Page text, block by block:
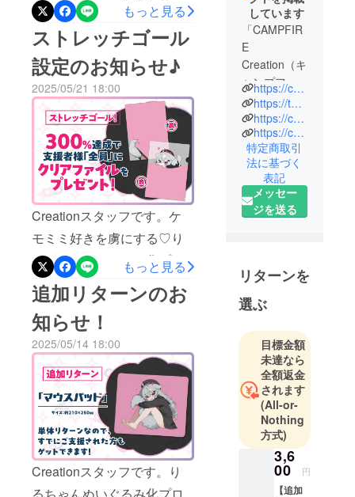
ジェクトへのご支援ありが
とうございます！本プロ
ジェクトのご支援終了まで
あと3日となりました！コン
ビニ支払いは、1日早い、5
月31日(土)18:00までとなっ
ています！ご注意くださ
い！新たな追加リターンで
はりるちゃんのマウスパッ
ドが登場！クラファン限定
ですのでこの機会にゲット
してください♪ストレッチ
ゴールも設定しておりま
す！300%達成でりるちゃん
のクリアファイルをプレゼ
ント♪クラファン期間は6月
1日(日)23:59まで！！ぜひ最
後までご支援よろしくお願
いします！
もっと見る
ストレッチゴール
設定のお知らせ♪
2025/05/21 18:00
Creationスタッフです。ケ
モミミ好きを虜にする♡り
るちゃんぬいぐるみ化プロ
ジェクトへのご支援ありが
とうございます！この度、
皆様からのたくさんのご支
援をを記念しまして...【スト
レッチゴールを設定しまし
た！】300%達成で支援者様
「全員」にりるちゃんのク
リアファイルをプレゼン
ト！クラファン限定ですの
でぜひゲットしてください♪
もっと見る
追加リターンのお
知らせ！
2025/05/14 18:00
Creationスタッフです。り
しています
「CAMPFIR
E
Creation（キ
ャンプファ
イヤー クリ
エーショ
ン）」は、
株式会社
CAMPFIRE
の商品企画
チームで
す。
ングでの商
目指して、
ターとのコ
ラボ企画や
自社オリジ
ナルのアイ
テム企画を
行ってま
す。
◾️営業日のご
https://camp-fire.jp/creation
https://twitter.com/CF_Creation
https://camp-fire.jp/privacy
https://camp-fire.jp/inquiries
特定商取引
法に基づく
表記
メッセー
ジを送る
リターンを
選ぶ
目標金額
未達なら
全額返金
されます
(All-or-
Nothing
方式)
3,6
00 円
【追加